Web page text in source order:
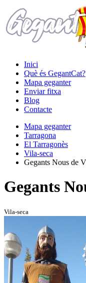
Inici
Què és GegantCat?
Mapa geganter
Enviar fitxa
Blog
Contacte
Mapa geganter
Tarragona
El Tarragonès
Vila-seca
Gegants Nous de
Gegants
Vila-seca